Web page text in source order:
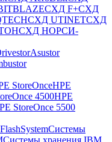
СХД F+СХД
СХД UTINETСХД
СХД НОРСИ-
Asustor
StoreOnceHPE
4500HPE
StoreOnce 5500
Системы
Системы хранения IBM